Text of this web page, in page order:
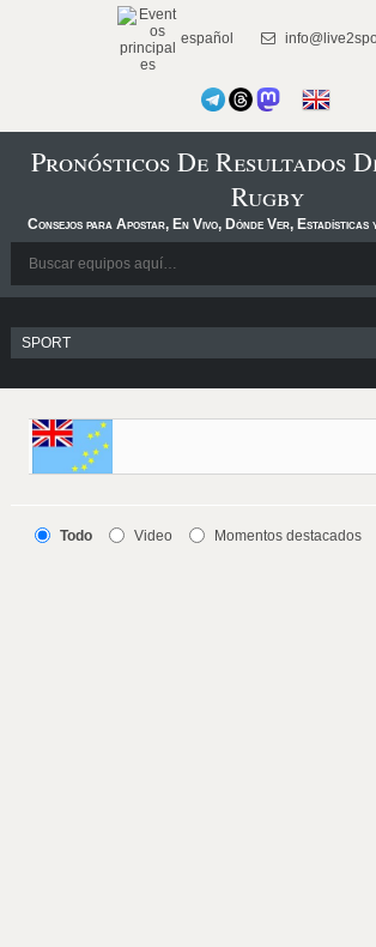
español
Pronósticos De Resultados
Rugby
Consejos para Apostar, En Vivo, Dónde Ver, Estadísticas
Todo Video
Momentos destacados